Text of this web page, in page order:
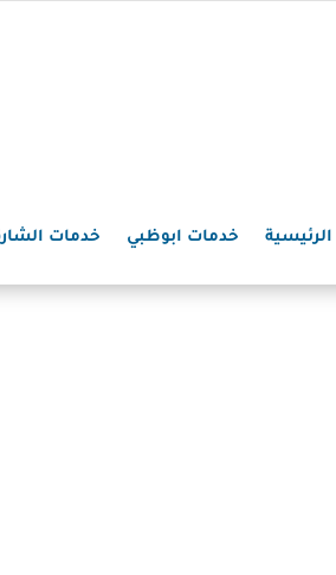
الرئيسية خدمات ابوظبي خدمات